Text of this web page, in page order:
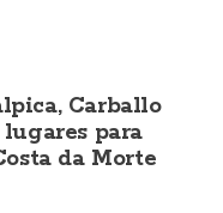
Carballo
para
da Morte